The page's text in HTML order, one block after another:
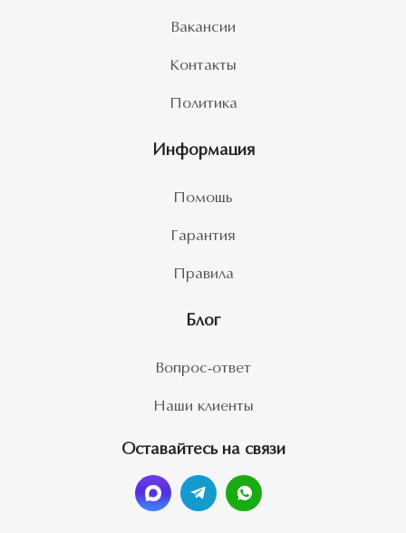
Вакансии
Контакты
Политика
Информация
Помощь
Гарантия
Правила
Блог
Вопрос-ответ
Наши клиенты
Оставайтесь на связи